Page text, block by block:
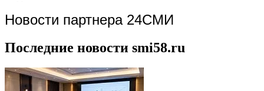
Новости партнера 24СМИ
Последние новости smi58.ru